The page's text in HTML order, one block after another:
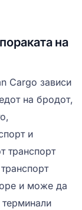
на
Cargo зависи
на бродот,
и
транспорт
и може да